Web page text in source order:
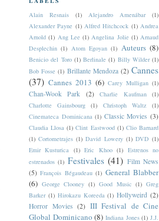
Alain Resnais
(1) Alejandro Amenábar
(1)
Alexander Payne (1) Alfred Hitchcock (1) Andrea
Arnold (1) Ang Lee (1) Angelina Jolie (1) Arnaud
Desplechin (1) Atom Egoyan (1) Auteurs (8)
Benicio del Toro (1) Berlinale (1) Billy Wilder (1)
Bob Fosse (1) Brillante Mendoza (2) Cannes
(37) Cannes 2013 (6) Carey Mulligan (1)
Chan-Wook Park (2) Charlie Kaufman
(1)
Charlotte Gainsbourg
(1) Christoph Waltz
(1)
Cinemateca Dominicana (1) Classic Movies (3)
Claudia Llosa (1) Clint Eastwood (1) Clio Barnard
(1) Cortometrajes (1) David Lowery (1) DVD (1)
Emir Kusturica (1) Eric Khoo (1) Estrenos no
estrenados (1) Festivales (41) Film News
(5) François Bégaudeau (1) General Blabber
(6) George Clooney (1) Good Music (1) Greg
Barker (1) Hirokazu Koreeda (1) Hollyweird (2)
Horror Movies (2) III Festival de Cine
Global Dominicano (8) Indiana Jones (1) J.J.